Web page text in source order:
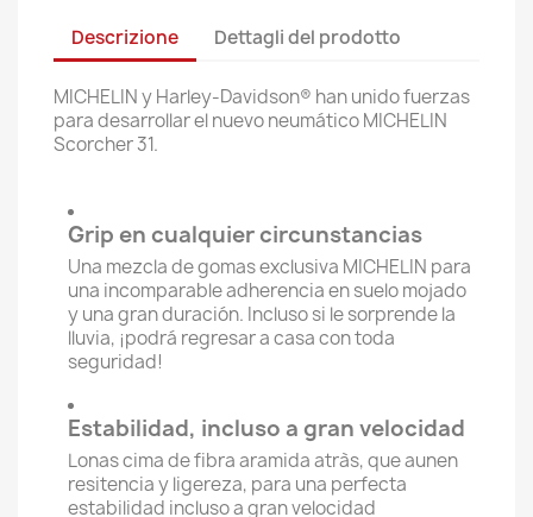
Descrizione Dettagli del prodotto
MICHELIN y Harley-Davidson® han unido fuerzas
para desarrollar el nuevo neumático MICHELIN
Scorcher 31.
Grip en cualquier circunstancias
Una mezcla de gomas exclusiva MICHELIN para
una incomparable adherencia en suelo mojado
y una gran duración. Incluso si le sorprende la
lluvia, ¡podrá regresar a casa con toda
seguridad!
Estabilidad, incluso a gran velocidad
Lonas cima de fibra aramida atràs, que aunen
resitencia y ligereza, para una perfecta
estabilidad incluso a gran velocidad